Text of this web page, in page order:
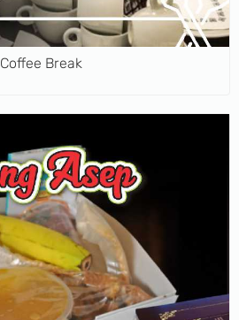
Coffee Break